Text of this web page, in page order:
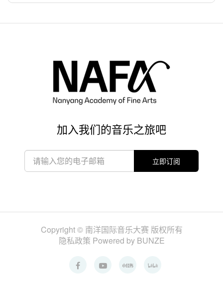
加入我们的音乐之旅吧
立即订阅
Copyright © 南洋国际音乐大赛 版权所有
隐私政策 Powered by BUNZE